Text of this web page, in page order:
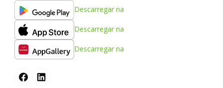
Descarregar na
Descarregar na
Descarregar na